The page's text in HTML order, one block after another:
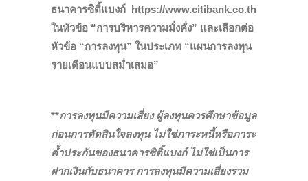
ธนาคารซิตี้แบงก์ https://www.citibank.co.th
ในหัวข้อ “การบริหารความมั่งคั่ง” และเลือกต่อ
หัวข้อ “การลงทุน” ในประเภท “แผนการลงทุน
รายเดือนแบบสม่ำเสมอ”
**การลงทุนมีความเสี่ยง ผู้ลงทุนควรศึกษาข้อมูล
ก่อนการตัดสินใจลงทุน ไม่ใช่ภาระหนี้หรือภาระ
ค้ำประกันของธนาคารซิติ้แบงก์ ไม่ใช่เป็นการ
ฝากเงินกับธนาคาร การลงทุนมีความเสี่ยงรวม